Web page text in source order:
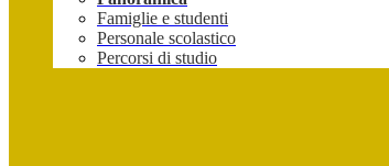
Famiglie e studenti
Personale scolastico
Percorsi di studio